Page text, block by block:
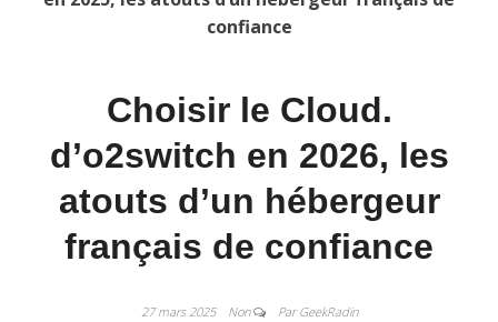
confiance
Choisir le Cloud.
d’o2switch en 2026, les
atouts d’un hébergeur
français de confiance
27 mars 2025 Non Par GeekRadin